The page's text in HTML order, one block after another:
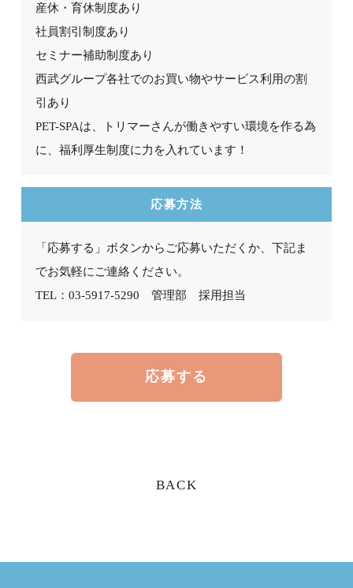
産休・育休制度あり
社員割引制度あり
セミナー補助制度あり
西武グループ各社でのお買い物やサービス利用の割
引あり
PET-SPAは、トリマーさんが働きやすい環境を作る為
に、福利厚生制度に力を入れています！
応募方法
「応募する」ボタンからご応募いただくか、下記ま
でお気軽にご連絡ください。
TEL：03-5917-5290 管理部 採用担当
応募する
BACK